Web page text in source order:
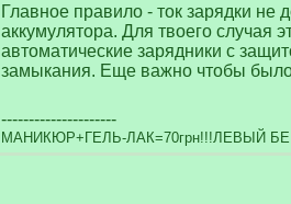
Главное правило - ток зарядки
аккумулятора. Для твоего случая
автоматические зарядники с
замыкания. Еще важно чтобы
---------------------
МАНИКЮР+ГЕЛЬ-ЛАК=70грн!!!ЛЕВЫЙ